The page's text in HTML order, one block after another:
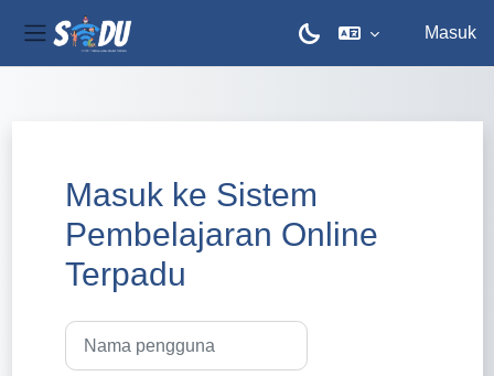
Panel samping
Masuk
Masuk ke Sistem
Pembelajaran Online
Terpadu
Nama pengguna